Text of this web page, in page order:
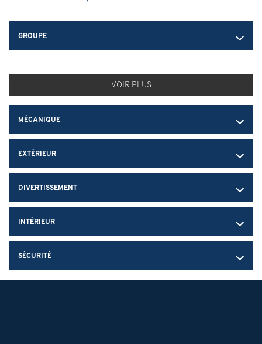
GROUPE
VOIR PLUS
MÉCANIQUE
EXTÉRIEUR
DIVERTISSEMENT
INTÉRIEUR
SÉCURITÉ